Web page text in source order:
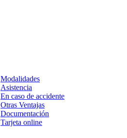
Modalidades
Asistencia
En caso de accidente
Otras Ventajas
Documentación
Tarjeta online